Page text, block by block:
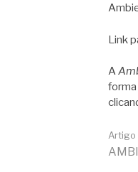
Link
A
Artigo